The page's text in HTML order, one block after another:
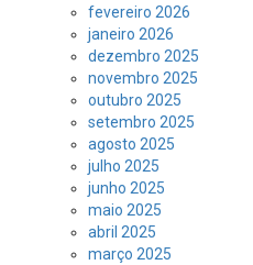
fevereiro 2026
janeiro 2026
dezembro 2025
novembro 2025
outubro 2025
setembro 2025
agosto 2025
julho 2025
junho 2025
maio 2025
abril 2025
março 2025